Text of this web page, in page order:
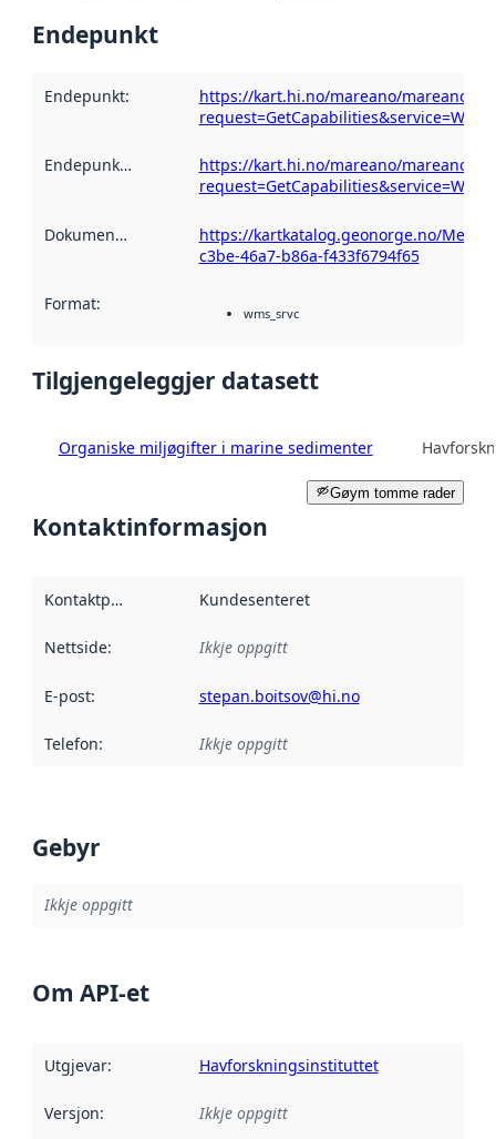
Endepunkt
Endepunkt:
https://kart.hi.no/mareano/
request=GetCapabilities&service=WMS
Endepunktskildring
https://kart.hi.no/mareano/
request=GetCapabilities&service=WMS
Dokumentasjon
https://kartkatalog.geonorge.no/
c3be-46a7-b86a-f433f6794f65
Format: wms_srvc
Tilgjengeleggjer datasett
Organiske miljøgifter i marine sedimenter
Gøym tomme rader
Kontaktinformasjon
Kontaktpunkt Kundesenteret
Nettside: Ikkje oppgitt
E-post: stepan.boitsov@hi.no
Telefon: Ikkje oppgitt
Gebyr
Ikkje oppgitt
Om API-et
Utgjevar: Havforskningsinstituttet
Versjon: Ikkje oppgitt